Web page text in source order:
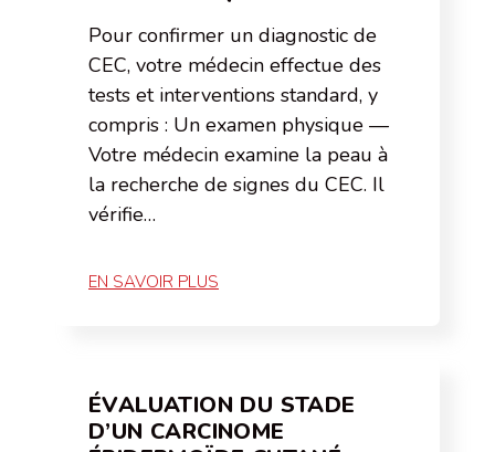
Pour confirmer un diagnostic de
CEC, votre médecin effectue des
tests et interventions standard, y
compris : Un examen physique —
Votre médecin examine la peau à
la recherche de signes du CEC. Il
vérifie…
EN SAVOIR PLUS
ÉVALUATION DU STADE
D’UN CARCINOME